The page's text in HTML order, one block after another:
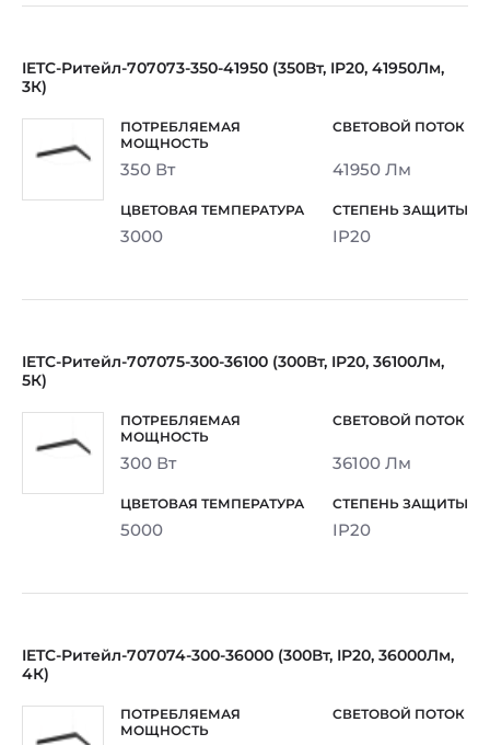
IETC-Ритейл-707073-350-41950 (350Вт, IP20, 41950Лм,
3К)
350 Вт 41950 Лм
3000 IP20
IETC-Ритейл-707075-300-36100 (300Вт, IP20, 36100Лм,
5К)
300 Вт 36100 Лм
5000 IP20
IETC-Ритейл-707074-300-36000 (300Вт, IP20, 36000Лм,
4К)